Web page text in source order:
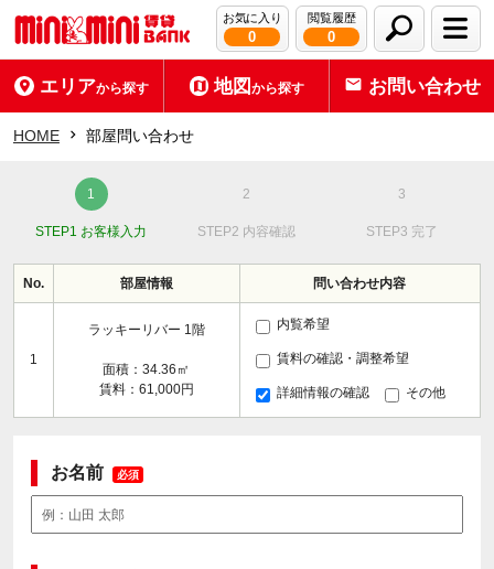
お気に入り
0
閲覧履歴
0
エリアから探す 地図から探す お問い合わせ
HOME 部屋問い合わせ
STEP1 お客様入力 STEP2 内容確認 STEP3 完了
No. 部屋情報 問い合わせ内容
1
ラッキーリバー 1階
面積：34.36㎡
賃料：61,000円
内覧希望
賃料の確認・調整希望
詳細情報の確認 その他
お名前 必須